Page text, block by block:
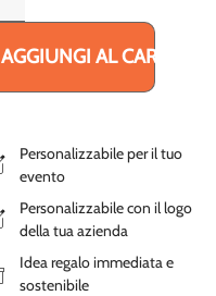
AGGIUNGI AL CARRELLO
Personalizzabile per il tuo
evento
Personalizzabile con il logo
della tua azienda
Idea regalo immediata e
sostenibile